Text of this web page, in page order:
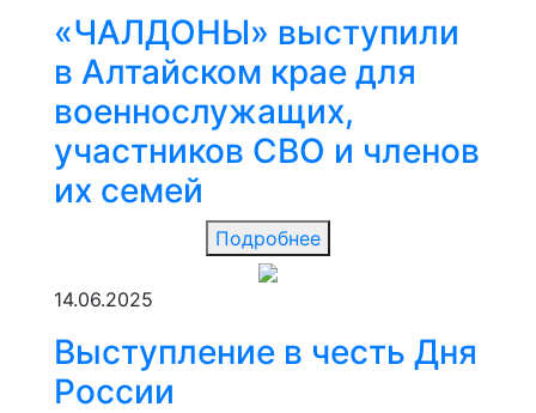
«ЧАЛДОНЫ» выступили
в Алтайском крае для
военнослужащих,
участников СВО и членов
их семей
Подробнее
14.06.2025
Выступление в честь Дня
России